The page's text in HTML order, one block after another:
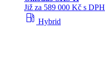
Již za 589 000 Kč s DPH
local_gas_station Hybrid